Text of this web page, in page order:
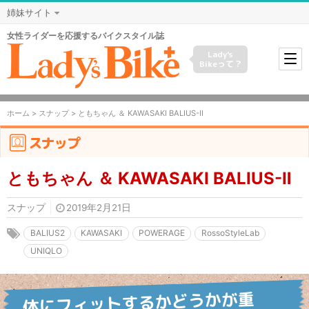
姉妹サイト
女性ライダーを応援するバイクスタイル誌
Lady's
Bikeって？
ホーム > スナップ > ともちゃん ＆ KAWASAKI BALIUS-Ⅱ
スナップ
ともちゃん ＆ KAWASAKI BALIUS-Ⅱ
スナップ 2019年2月21日
BALIUS2 KAWASAKI POWERAGE
RossoStyleLab
UNIQLO
体にフィットするかどうかが重